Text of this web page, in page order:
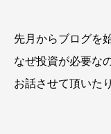
先月からブログを
なぜ投資が必要な
お話させて頂いたり